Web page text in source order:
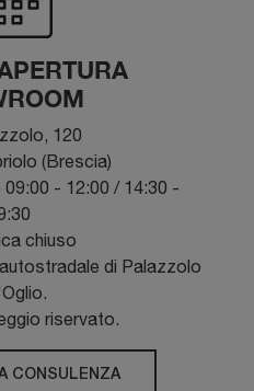
120
(Brescia)
- 12:00 / 14:30 -
chiuso
di Palazzolo
riservato.
CONSULENZA